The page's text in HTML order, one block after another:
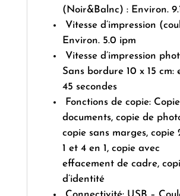
(Noir&Balnc) : Environ.
Vitesse d’impression
Environ. 5.0 ipm
Vitesse d’impression
Sans bordure 10 x 15 cm:
45 secondes
Fonctions de copie:
documents, copie de
copie sans marges, copie
1 et 4 en 1, copie avec
effacement de cadre,
d’identité